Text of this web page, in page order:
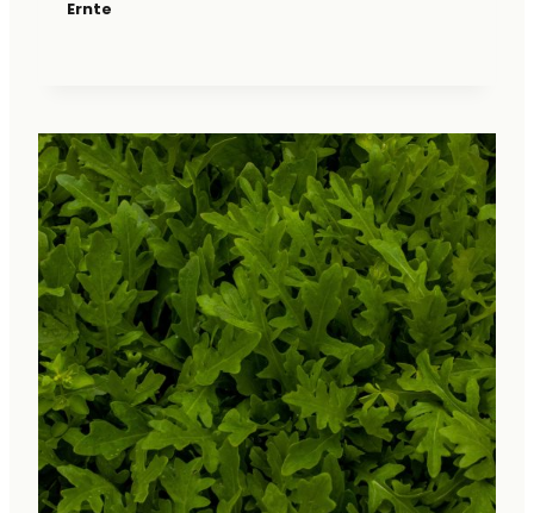
Ernte